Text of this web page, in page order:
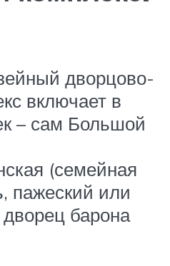
дворцово-
включает в
– сам Большой
(семейная
пажеский или
дворец барона